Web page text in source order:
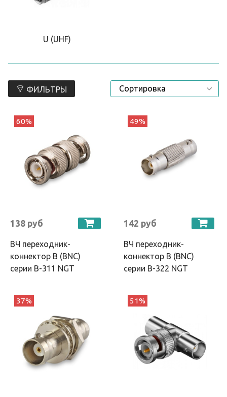
U (UHF)
ФИЛЬТРЫ
60%
138 руб
ВЧ переходник-
коннектор B (BNC)
серии B-311 NGT
49%
142 руб
ВЧ переходник-
коннектор B (BNC)
серии B-322 NGT
37% 51%